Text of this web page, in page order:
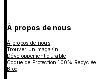
À propos de nous
À propos de nous
Trouver un magasin
Développement durable
Coque de Protection 100% Recyclée
Blog